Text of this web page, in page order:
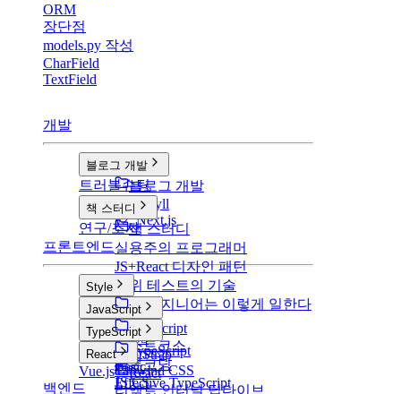
ORM
장단점
models.py 작성
CharField
TextField
개발
블로그 개발
블로그 개발
v1: Jekyll
v2: Next.js
트러블슈팅
책 스터디
책 스터디
실용주의 프로그래머
JS+React 디자인 패턴
단위 테스트의 기술
구글 엔지니어는 이렇게 일한다
연구/조사
프론트엔드
Style
Style
CSS
SCSS
BootStrap
Tailwind CSS
JavaScript
JavaScript
부스트코스
클론코딩
JS CS
TypeScript
TypeScript
Basic
Effective TypeScript
React
React
리액트 인터널 딥다이브
Vue.js
백엔드